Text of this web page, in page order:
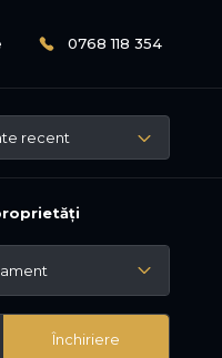
0768 118 354
recent
Închiriere